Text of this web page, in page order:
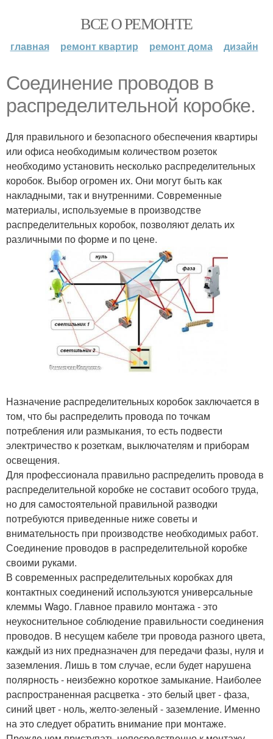
ВСЕ О РЕМОНТЕ
главная ремонт квартир ремонт дома дизайн
Соединение проводов в
распределительной коробке.
Для правильного и безопасного обеспечения квартиры
или офиса необходимым количеством розеток
необходимо установить несколько распределительных
коробок. Выбор огромен их. Они могут быть как
накладными, так и внутренними. Современные
материалы, используемые в производстве
распределительных коробок, позволяют делать их
различными по форме и по цене.
Назначение распределительных коробок заключается в
том, что бы распределить провода по точкам
потребления или размыкания, то есть подвести
электричество к розеткам, выключателям и приборам
освещения.
Для профессионала правильно распределить провода в
распределительной коробке не составит особого труда,
но для самостоятельной правильной разводки
потребуются приведенные ниже советы и
внимательность при производстве необходимых работ.
Соединение проводов в распределительной коробке
своими руками.
В современных распределительных коробках для
контактных соединений используются универсальные
клеммы Wago. Главное правило монтажа - это
неукоснительное соблюдение правильности соединения
проводов. В несущем кабеле три провода разного цвета,
каждый из них предназначен для передачи фазы, нуля и
заземления. Лишь в том случае, если будет нарушена
полярность - неизбежно короткое замыкание. Наиболее
распространенная расцветка - это белый цвет - фаза,
синий цвет - ноль, желто-зеленый - заземление. Именно
на это следует обратить внимание при монтаже.